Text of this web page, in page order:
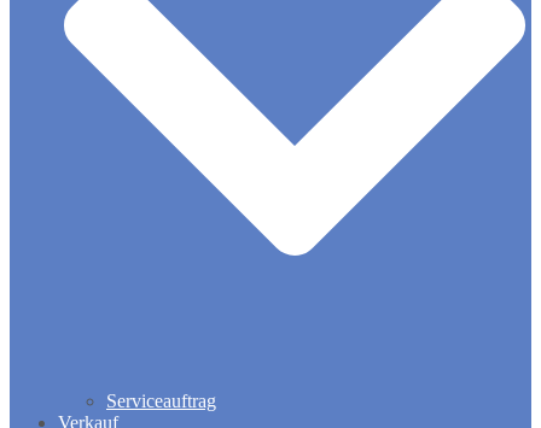
Serviceauftrag
Verkauf